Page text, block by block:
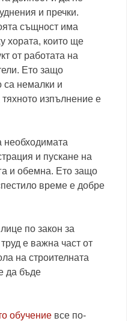
и пречки.
същност има
хората, които ще
от работата на
Ето защо
са немалки и
тяхното изпълнение е
и пускане на
и обемна. Ето защо
време е добре
по закон за
е важна част от
на строителната
да бъде
обучение все по-